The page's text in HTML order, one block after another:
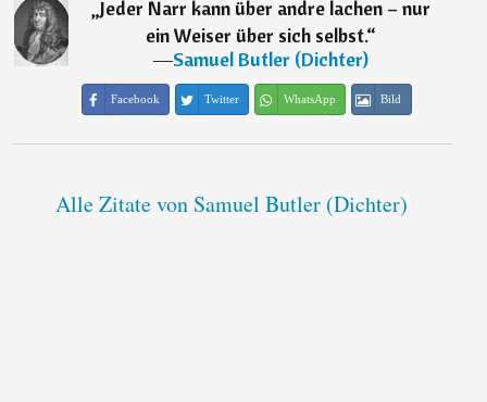
„Jeder Narr kann über andre lachen – nur
ein Weiser über sich selbst.“
―Samuel Butler (Dichter)
Facebook Twitter WhatsApp Bild
Alle Zitate von Samuel Butler (Dichter)